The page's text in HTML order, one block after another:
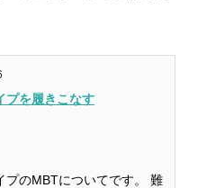
プを履きこなす
プのMBTについてです。 難